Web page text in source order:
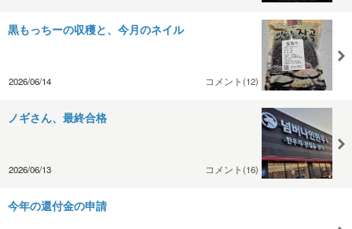
黒もっちーの収穫と、今月のネイル
2026/06/14 コメント(12)
ノギさん、最終合格
2026/06/13 コメント(16)
今年の還付金の申請